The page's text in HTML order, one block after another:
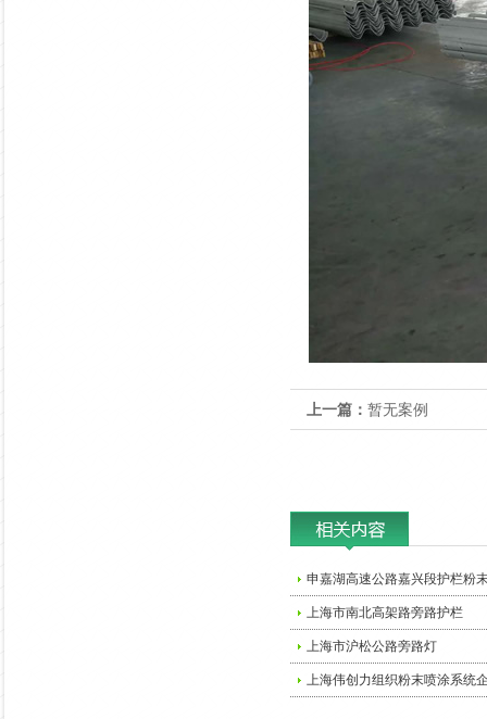
上一篇： 暂无案例
申嘉湖高速公路嘉兴段护栏粉
上海市南北高架路旁路护栏
上海市沪松公路旁路灯
上海伟创力组织粉末喷涂系统